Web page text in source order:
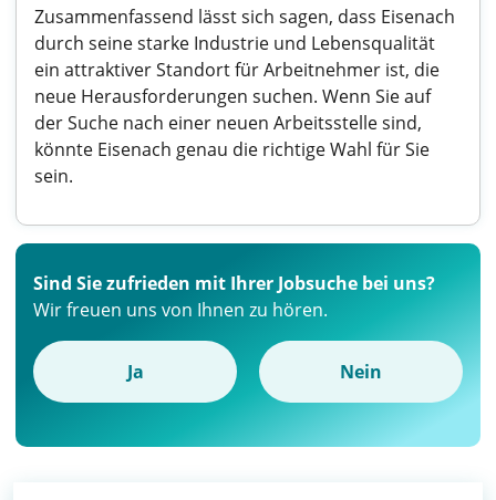
Zusammenfassend lässt sich sagen, dass Eisenach
durch seine starke Industrie und Lebensqualität
ein attraktiver Standort für Arbeitnehmer ist, die
neue Herausforderungen suchen. Wenn Sie auf
der Suche nach einer neuen Arbeitsstelle sind,
könnte Eisenach genau die richtige Wahl für Sie
sein.
Sind Sie zufrieden mit Ihrer Jobsuche bei uns?
Wir freuen uns von Ihnen zu hören.
Ja Nein